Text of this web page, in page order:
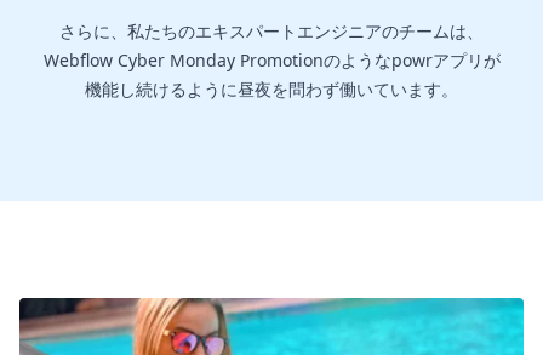
さらに、私たちのエキスパートエンジニアのチームは、
Webflow Cyber Monday Promotionのようなpowrアプリが
機能し続けるように昼夜を問わず働いています。